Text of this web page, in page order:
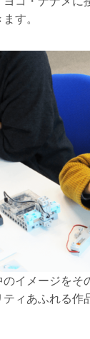
す。
のイメージをそ
ティあふれる作